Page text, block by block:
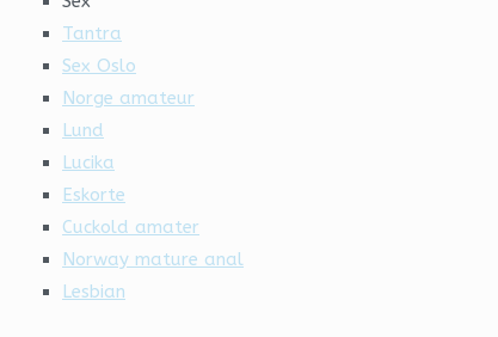
Tantra
Sex Oslo
Norge amateur
Lund
Lucika
Eskorte
Cuckold amater
Norway mature anal
Lesbian